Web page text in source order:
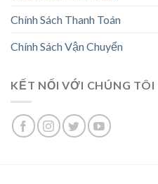
Chính Sách Thanh Toán
Chính Sách Vận Chuyển
KẾT NỐI VỚI CHÚNG TÔI